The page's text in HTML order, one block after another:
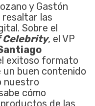
y Gastón
las
Sobre el
Celebrity, el VP
exitoso formato
buen contenido
nuestro
cómo
de las